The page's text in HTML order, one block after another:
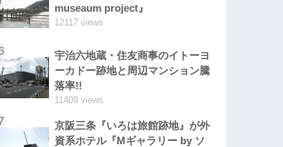
museaum project』
12117 views
宇治六地蔵・住友商事のイトーヨ
ーカドー跡地と周辺マンション騰
落率!!
11409 views
京阪三条『いろは旅館跡地』が外
資系ホテル『Mギャラリー by ソ